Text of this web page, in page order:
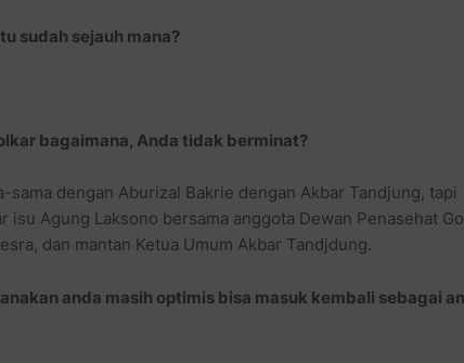
sudah sejauh mana?
bagaimana, Anda tidak berminat?
dengan Aburizal Bakrie dengan Akbar Tandjung, tapi
isu Agung Laksono bersama anggota Dewan Penasehat
dan mantan Ketua Umum Akbar Tandjdung.
anda masih optimis bisa masuk kembali sebagai